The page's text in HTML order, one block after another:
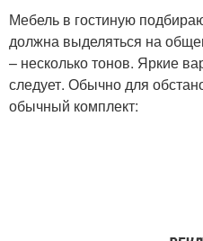
Мебель в гостиную
должна выделяться на
– несколько тонов. Яркие
следует. Обычно для
обычный комплект: